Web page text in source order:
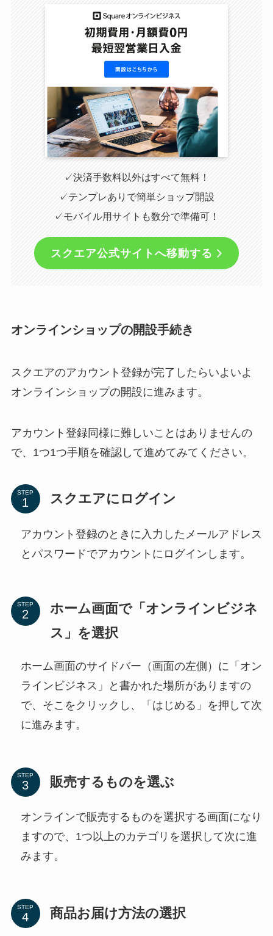
✓決済手数料以外はすべて無料！
✓テンプレありで簡単ショップ開設
✓モバイル用サイトも数分で準備可！
スクエア公式サイトへ移動する
オンラインショップの開設手続き
スクエアのアカウント登録が完了したらいよいよ
オンラインショップの開設に進みます。
アカウント登録同様に難しいことはありませんの
で、1つ1つ手順を確認して進めてみてください。
STEP スクエアにログイン
アカウント登録のときに入力したメールアドレス
とパスワードでアカウントにログインします。
STEP
ホーム画面で「オンラインビジネ
ス」を選択
ホーム画面のサイドバー（画面の左側）に「オン
ラインビジネス」と書かれた場所がありますの
で、そこをクリックし、「はじめる」を押して次
に進みます。
STEP 販売するものを選ぶ
オンラインで販売するものを選択する画面になり
ますので、1つ以上のカテゴリを選択して次に進
みます。
STEP 商品お届け方法の選択